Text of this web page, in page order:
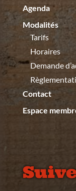
Agenda
Modalités
Tarifs
Horaires
Demande
Contact
Espace